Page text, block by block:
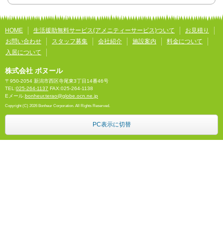
HOME 生活援助無料サービス(アメニティーサービス)ついて
お見積り
お問い合わせ
スタッフ募集 会社紹介 施設案内
料金について
入居について
株式会社 ボヌール
〒950-2054 新潟市西区寺尾東3丁目14番46号
TEL:025-264-1137 FAX:025-264-1138
Eメール. bonheur.terao@globe.ocn.ne.jp
Copyright (C) 2026 Bonheur Corporation. All Rights Reserved.
PC表示に切替